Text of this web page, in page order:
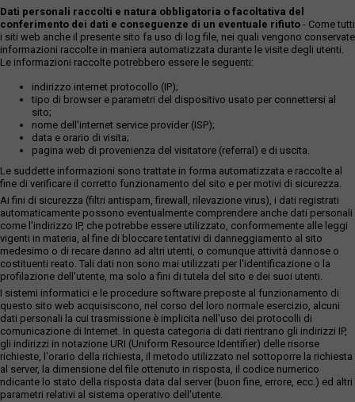
Dati personali raccolti e natura obbligatoria o facoltativa del
conferimento dei dati e conseguenze di un eventuale rifiuto - Come tutti
i siti web anche il presente sito fa uso di log file, nei quali vengono conservate
informazioni raccolte in maniera automatizzata durante le visite degli utenti.
Le informazioni raccolte potrebbero essere le seguenti:
indirizzo internet protocollo (IP);
tipo di browser e parametri del dispositivo usato per connettersi al
sito;
nome dell'internet service provider (ISP);
data e orario di visita;
pagina web di provenienza del visitatore (referral) e di uscita.
Le suddette informazioni sono trattate in forma automatizzata e raccolte al
fine di verificare il corretto funzionamento del sito e per motivi di sicurezza.
Ai fini di sicurezza (filtri antispam, firewall, rilevazione virus), i dati registrati
automaticamente possono eventualmente comprendere anche dati personali
come l'indirizzo IP, che potrebbe essere utilizzato, conformemente alle leggi
vigenti in materia, al fine di bloccare tentativi di danneggiamento al sito
medesimo o di recare danno ad altri utenti, o comunque attività dannose o
costituenti reato. Tali dati non sono mai utilizzati per l'identificazione o la
profilazione dell'utente, ma solo a fini di tutela del sito e dei suoi utenti.
I sistemi informatici e le procedure software preposte al funzionamento di
questo sito web acquisiscono, nel corso del loro normale esercizio, alcuni
dati personali la cui trasmissione è implicita nell'uso dei protocolli di
comunicazione di Internet. In questa categoria di dati rientrano gli indirizzi IP,
gli indirizzi in notazione URI (Uniform Resource Identifier) delle risorse
richieste, l'orario della richiesta, il metodo utilizzato nel sottoporre la richiesta
al server, la dimensione del file ottenuto in risposta, il codice numerico
ndicante lo stato della risposta data dal server (buon fine, errore, ecc.) ed altri
parametri relativi al sistema operativo dell'utente.